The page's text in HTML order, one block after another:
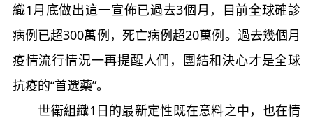
織1月底做出這一宣佈已過去3個月，目前全球確診
病例已超300萬例，死亡病例超20萬例。過去幾個月
疫情流行情況一再提醒人們，團結和決心才是全球
抗疫的“首選藥”。
世衛組織1日的最新定性既在意料之中，也在情